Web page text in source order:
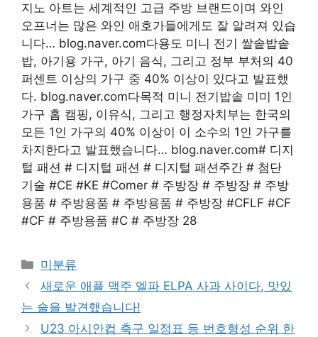
지노 아트는 세계적인 고급 주방 브랜드이며 와인
오프너는 많은 와인 애호가들에게도 잘 알려져 있습
니다… blog.naver.com다용도 미니 전기 쌀솥밥솥
밥, 아기용 가구, 아기 음식, 그리고 정부 부처의 40
퍼센트 이상의 가구 중 40% 이상이 있다고 발표했
다. blog.naver.com다목적 미니 전기밥솥 미미 1인
가구 홈 캠핑, 이유식, 그리고 행정자치부는 한국의
모든 1인 가구의 40% 이상이 이 소수의 1인 가구를
차지한다고 발표했습니다… blog.naver.com# 디지
털 패션 # 디지털 패션 # 디지털 패션주간 # 첨단
기술 #CE #KE #Comer # 주방장 # 주방장 # 주방
용품 # 주방용품 # 주방용품 # 주방장 #CFLF #CF
#CF # 주방용품 #C # 주방장 28
Categories
미분류
새로운 애플 맥주 엘파 ELPA 사과 사이다, 맛있
는 술을 발견했습니다!
U23 아시안컵 축구 일정표 등 번호형성 순위 한